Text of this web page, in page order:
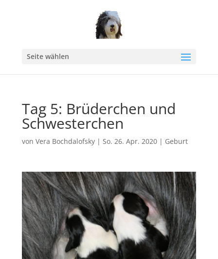
Seite wählen
Tag 5: Brüderchen und
Schwesterchen
von Vera Bochdalofsky| So. 26. Apr. 2020| Geburt